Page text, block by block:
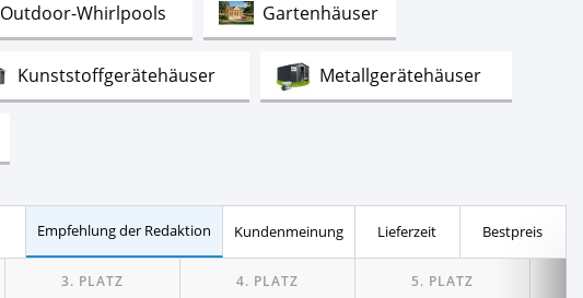
Outdoor-Whirlpools GartenhäuserTest
KunststoffgerätehäuserTest MetallgerätehäuserTest
Empfehlung der Redaktion Kundenmeinung Lieferzeit Bestpreis